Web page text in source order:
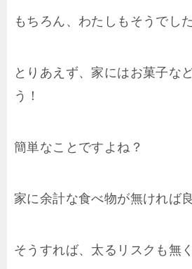
もちろん、わたしもそうでし
とりあえず、家にはお菓子な
う！
簡単なことですよね？
家に余計な食べ物が無ければ
そうすれば、太るリスクも無